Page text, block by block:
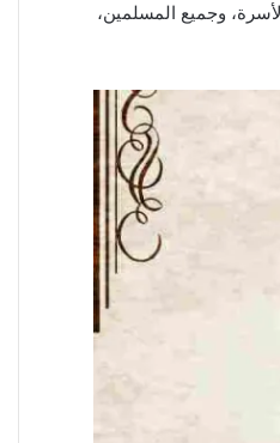
وجميع المسلمين،